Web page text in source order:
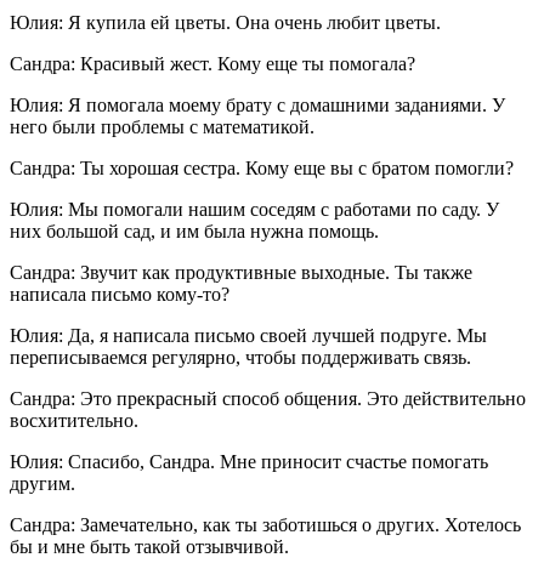
Юлия: Я купила ей цветы. Она очень любит цветы.
Сандра: Красивый жест. Кому еще ты помогала?
Юлия: Я помогала моему брату с домашними заданиями. У
него были проблемы с математикой.
Сандра: Ты хорошая сестра. Кому еще вы с братом помогли?
Юлия: Мы помогали нашим соседям с работами по саду. У
них большой сад, и им была нужна помощь.
Сандра: Звучит как продуктивные выходные. Ты также
написала письмо кому-то?
Юлия: Да, я написала письмо своей лучшей подруге. Мы
переписываемся регулярно, чтобы поддерживать связь.
Сандра: Это прекрасный способ общения. Это действительно
восхитительно.
Юлия: Спасибо, Сандра. Мне приносит счастье помогать
другим.
Сандра: Замечательно, как ты заботишься о других. Хотелось
бы и мне быть такой отзывчивой.